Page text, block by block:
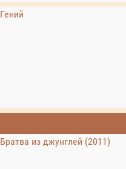
Гений
Братва из джунглей (2011)